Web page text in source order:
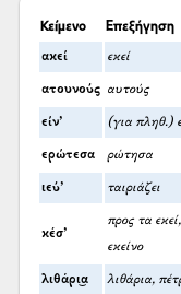
Κείμενο Επεξήγηση
ακεί εκεί
ατουνούς αυτούς
είν’ (για πληθ.)
ερώτεσα ρώτησα
ιεύ’ ταιριάζει
κέσ’
προς τα
εκείνο
λιθάρι͜α λιθάρια,